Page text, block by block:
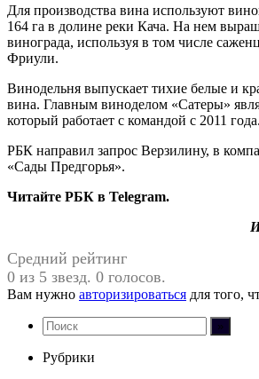
Для производства вина используют
164 га в долине реки Кача. На нем
винограда, используя в том числе
Фриули.
Винодельня выпускает тихие белые и
вина. Главным виноделом «Сатеры»
который работает с командой с 2011 года.
РБК направил запрос Верзилину, в
«Сады Предгорья».
Читайте РБК в Telegram.
Средний рейтинг
0 из 5 звезд. 0 голосов.
Вам нужно авторизироваться для того,
Рубрики